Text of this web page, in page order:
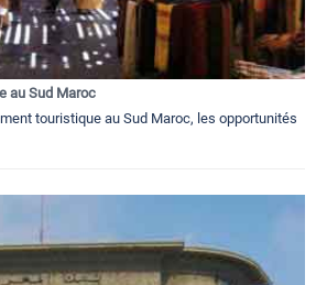
au Sud Maroc
touristique au Sud Maroc, les opportunités